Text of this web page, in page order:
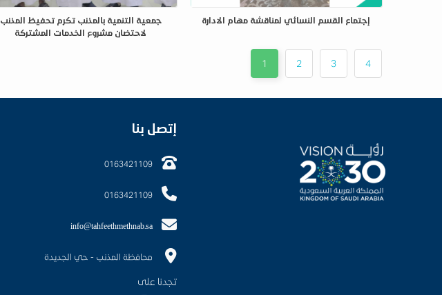
إجتماع القسم النسائي لمناقشة مهام الادارة
جمعية التنمية بالمذنب تكرم تحفيظ المذنب
لاحتضان مشروع الخدمات المشتركة
1 2 3 4
إتصل بنا
0163421109
0163421109
info@tahfeethmethnab.sa
محافظة المذنب - حي الجديدة
تجدنا على